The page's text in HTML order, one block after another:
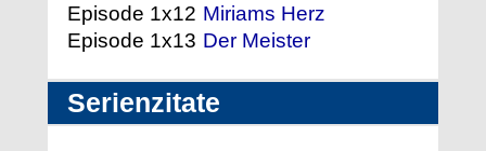
Episode 1x12 Miriams Herz
Episode 1x13 Der Meister
Serienzitate